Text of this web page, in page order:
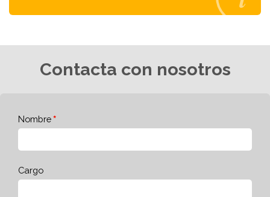
Contacta con nosotros
Nombre
Cargo